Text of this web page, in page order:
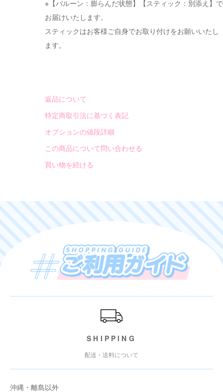
※【バルーン：膨らんだ状態】【スティック：別添え】で
お届けいたします。
スティックはお客様ご自身でお取り付けをお願いいたし
ます。
返品について
特定商取引法に基づく表記
オプションの値段詳細
この商品について問い合わせる
買い物を続ける
SHIPPING
配送・送料について
沖縄・離島以外